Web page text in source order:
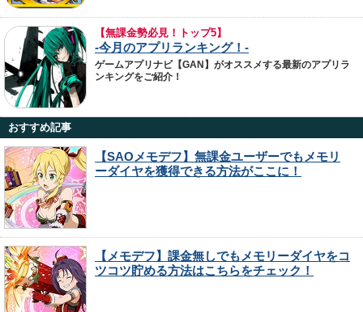
【無課金勢必見！トップ5】
-今月のアプリランキング！-
ゲームアプリナビ【GAN】がオススメする最新のアプリラ
ンキングをご紹介！
おすすめ記事
【SAOメモデフ】無課金ユーザーでもメモリ
ーダイヤを獲得できる方法がここに！
【メモデフ】課金無しでもメモリーダイヤをコ
ツコツ貯める方法はこちらをチェック！